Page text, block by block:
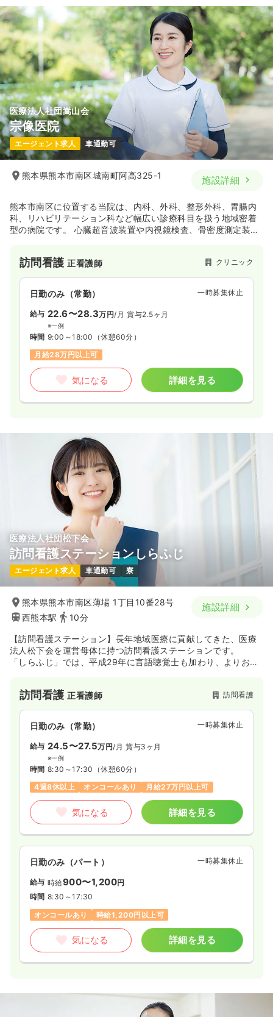
給与
お問い合わせください
8:30～17:30（休憩60分）
日祝休み
4週8休以上 オンコールあり
気になる 詳細を見る
医療法人社団嵩山会
宗像医院
エージェント求人 車通勤可
熊本県熊本市南区城南町阿高325-1 施設詳細
熊本市南区に位置する当院は、内科、外科、整形外科、胃腸内
科、リハビリテーション科など幅広い診療科目を扱う地域密着
型の病院です。 心臓超音波装置や内視鏡検査、骨密度測定装置
訪問看護正看護師 クリニック
日勤のみ（常勤） 一時募集休止
給与 22.6〜28.3万円/月 賞与2.5ヶ月
※一例
時間 9:00～18:00 （休憩60分）
月給28万円以上可
気になる 詳細を見る
医療法人社団松下会
訪問看護ステーションしらふじ
エージェント求人 車通勤可 寮
熊本県熊本市南区薄場 1丁目10番28号
西熊本駅
10分
施設詳細
【訪問看護ステーション】長年地域医療に貢献してきた、医療
法人松下会を運営母体に持つ訪問看護ステーションです。
「しらふじ」では、平成29年に言語聴覚士も加わり、よりおひ
して、一般診療や透析・介護老人保健施設など、医療・福祉の
分野で幅広く地域に貢献している法人です。
訪問看護正看護師 訪問看護
日勤のみ（常勤） 一時募集休止
給与 24.5〜27.5万円/月 賞与3ヶ月
※一例
時間 8:30～17:30 （休憩60分）
4週8休以上
オンコールあり 月給27万円以上可
気になる 詳細を見る
日勤のみ（パート） 一時募集休止
給与 時給900〜1,200円
時間 8:30～17:30
オンコールあり
時給1,200円以上可
気になる 詳細を見る